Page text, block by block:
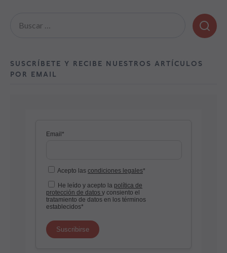
SUSCRÍBETE Y RECIBE NUESTROS ARTÍCULOS
POR EMAIL